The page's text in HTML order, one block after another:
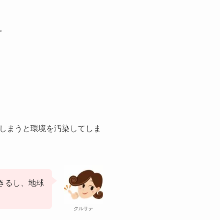
まうと環境を汚染してしま
クルサテ
るし、地球